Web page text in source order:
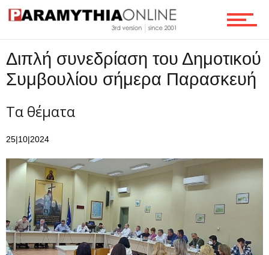
Τεχνολογία
Ροή
Διπλή συνεδρίαση του Δημοτικού
Συμβουλίου σήμερα Παρασκευή
Τα θέματα
25|10|2024